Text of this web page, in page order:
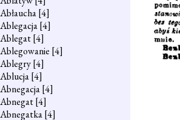
Abłaucha[4]
Ablegacja[4]
Ablegat[4]
Ablegowanie [4]
Ablegry[4]
Ablucja[4]
Abnegacja[4]
Abnegat[4]
Abnegatka[4]